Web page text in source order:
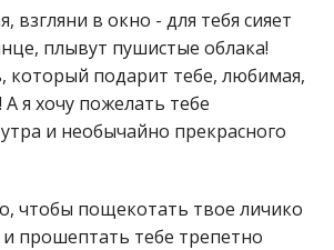
взгляни в окно - для тебя сияет
плывут пушистые облака!
который подарит тебе, любимая,
я хочу пожелать тебе
и необычайно прекрасного
чтобы пощекотать твое личико
прошептать тебе трепетно